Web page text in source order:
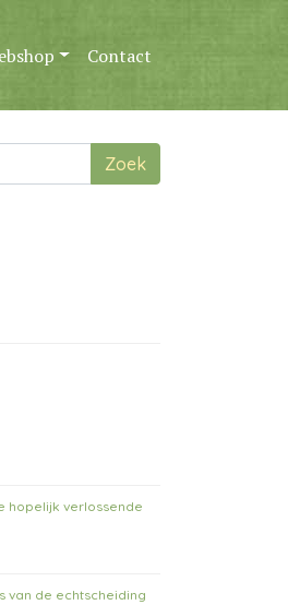
Contact
hopelijk verlossende
van de echtscheiding